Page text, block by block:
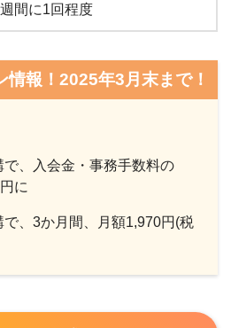
間に1回程度
情報！2025年3月末まで！
、入会金・事務手数料の
に
、3か月間、月額1,970円(税